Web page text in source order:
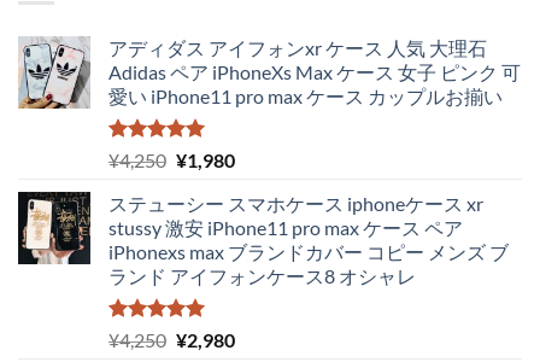
アディダス アイフォンxr ケース 人気 大理石
Adidas ペア iPhoneXs Max ケース 女子 ピンク 可
愛い iPhone11 pro max ケース カップルお揃い
5段階中
5.00
の評価
¥4,250 元
価
格
は
¥4,250
で
し
¥1,980現
の
価
格
は
で
ステューシー スマホケース iphoneケース xr
stussy 激安 iPhone11 pro max ケース ペア
iPhonexs max ブランドカバー コピー メンズ ブ
ランド アイフォンケース8 オシャレ
5段階中
5.00
の評価
¥4,250 元
¥2,980現